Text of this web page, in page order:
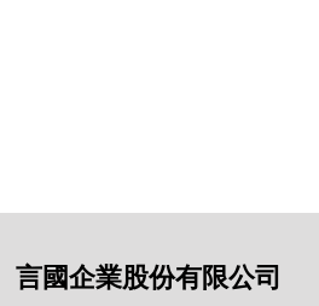
言國企業股份有限公司